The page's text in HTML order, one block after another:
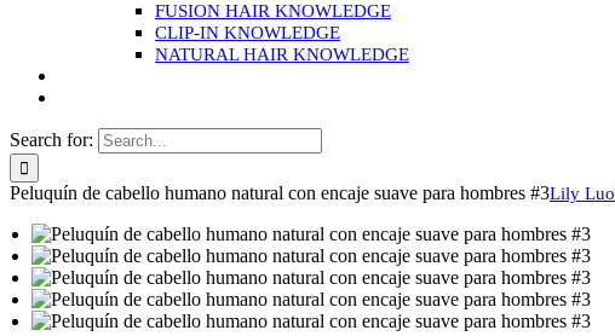
FUSION HAIR KNOWLEDGE
CLIP-IN KNOWLEDGE
NATURAL HAIR KNOWLEDGE
Search for:
Peluquín de cabello humano natural con encaje suave para hombres #3Lily Luo